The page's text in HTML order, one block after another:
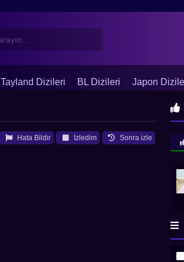
Tayland Dizileri BL Dizileri Japon
Sonra izle
İzledim
Hata Bildir